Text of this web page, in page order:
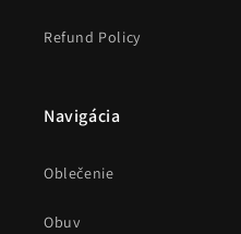
Refund Policy
Navigácia
Oblečenie
Obuv